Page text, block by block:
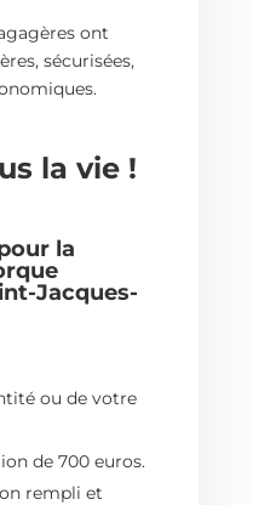
ont
sécurisées,
la vie !
la
Jacques-
ou de votre
de 700 euros.
rempli et